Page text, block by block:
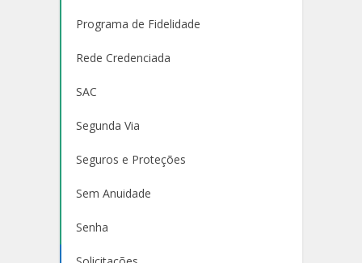
Programa de Fidelidade
Rede Credenciada
SAC
Segunda Via
Seguros e Proteções
Sem Anuidade
Senha